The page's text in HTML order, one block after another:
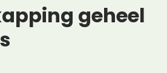
geheel